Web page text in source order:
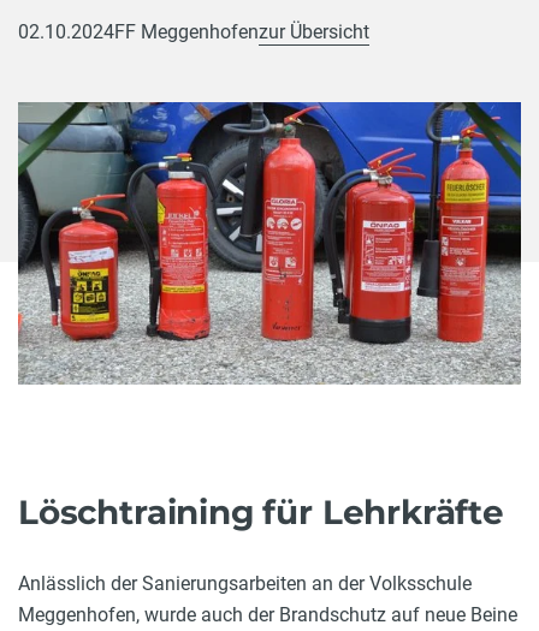
02.10.2024FF Meggenhofenzur Übersicht
Löschtraining für Lehrkräfte
Anlässlich der Sanierungsarbeiten an der Volksschule
Meggenhofen, wurde auch der Brandschutz auf neue Beine